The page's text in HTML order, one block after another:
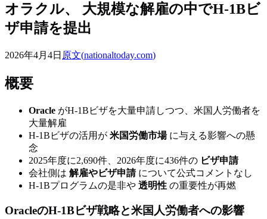
オラクル、 大規模な解雇の中でH-1Bビ
ザ申請を提出
2026年4月4日 原文(nationaltoday.com)
概要
Oracle がH-1Bビザを大量申請しつつ、米国人労働者を
大量解雇
H-1Bビザの活用が 米国労働市場に与える影響への懸
念
2025年度に2,690件、2026年度に436件の ビザ申請
会社側は 解雇やビザ申請について公式コメントなし
H-1Bプログラムの是非や 透明性 の重要性が再燃
OracleのH-1Bビザ戦略と米国人労働者への影響